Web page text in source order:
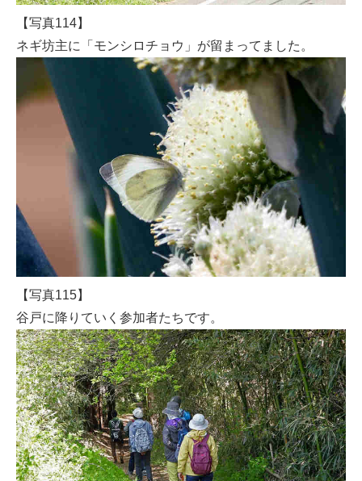
【写真114】
ネギ坊主に「モンシロチョウ」が留まってました。
【写真115】
谷戸に降りていく参加者たちです。